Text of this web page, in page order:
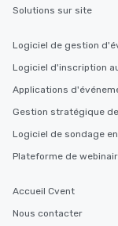
Solutions sur site
Logiciel de gestion
Logiciel d'inscription
Applications
Gestion stratégique
Logiciel de sondage
Plateforme de
Accueil Cvent
Nous contacter